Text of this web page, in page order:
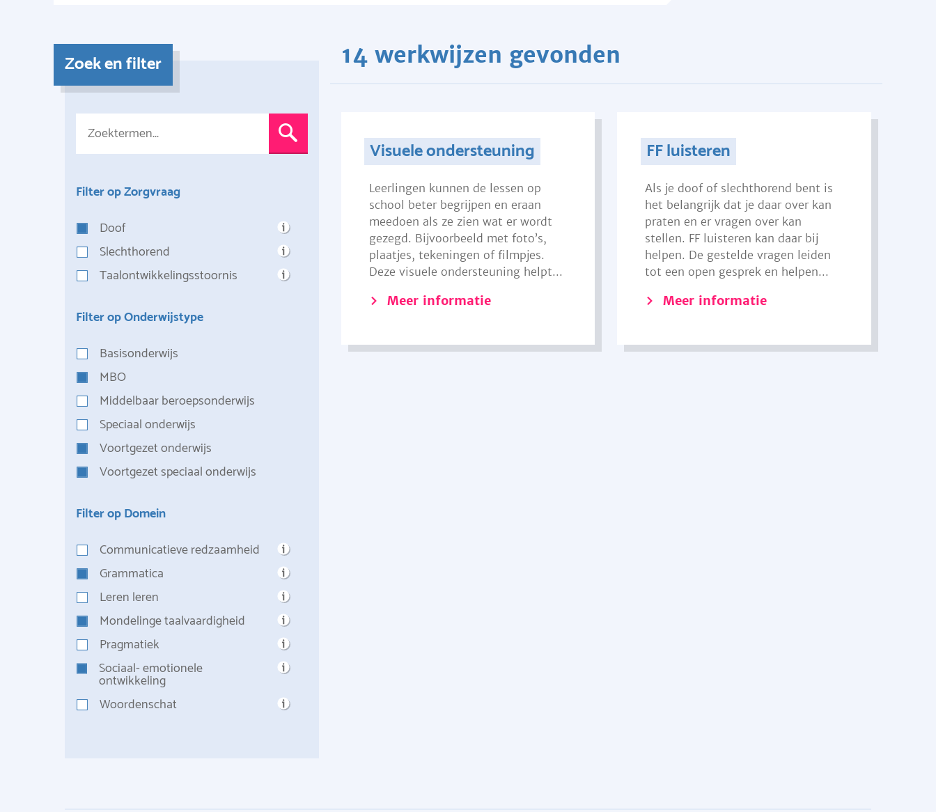
Zoek en filter
Filter op Zorgvraag
Doof
Slechthorend
Taalontwikkelingsstoornis
Filter op Onderwijstype
Basisonderwijs
MBO
Middelbaar beroepsonderwijs
Speciaal onderwijs
Voortgezet onderwijs
Voortgezet speciaal onderwijs
Filter op Domein
Communicatieve redzaamheid
Grammatica
Leren leren
Mondelinge taalvaardigheid
Pragmatiek
Sociaal- emotionele
ontwikkeling
Woordenschat
14 werkwijzen gevonden
Visuele ondersteuning
Leerlingen kunnen de lessen op
school beter begrijpen en eraan
meedoen als ze zien wat er wordt
gezegd. Bijvoorbeeld met foto’s,
plaatjes, tekeningen of filmpjes.
Deze visuele ondersteuning helpt...
Meer informatie
FF luisteren
Als je doof of slechthorend bent is
het belangrijk dat je daar over kan
praten en er vragen over kan
stellen. FF luisteren kan daar bij
helpen. De gestelde vragen leiden
tot een open gesprek en helpen...
Meer informatie